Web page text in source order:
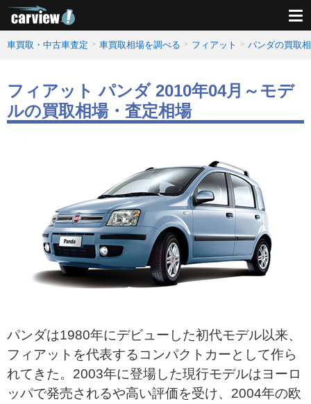
車買取・中古車査定 車買取相場を調べる フィアット パンダの買取
フィアット パンダ 2010年04月～モデ
ルの買取相場・査定相場
パンダは1980年にデビューした初代モデル以来、
フィアットを代表するコンパクトカーとして作ら
れてきた。2003年に登場した現行モデルはヨーロ
ッパで発売されるや高い評価を受け、2004年の欧